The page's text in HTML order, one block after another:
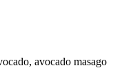
avocado masago